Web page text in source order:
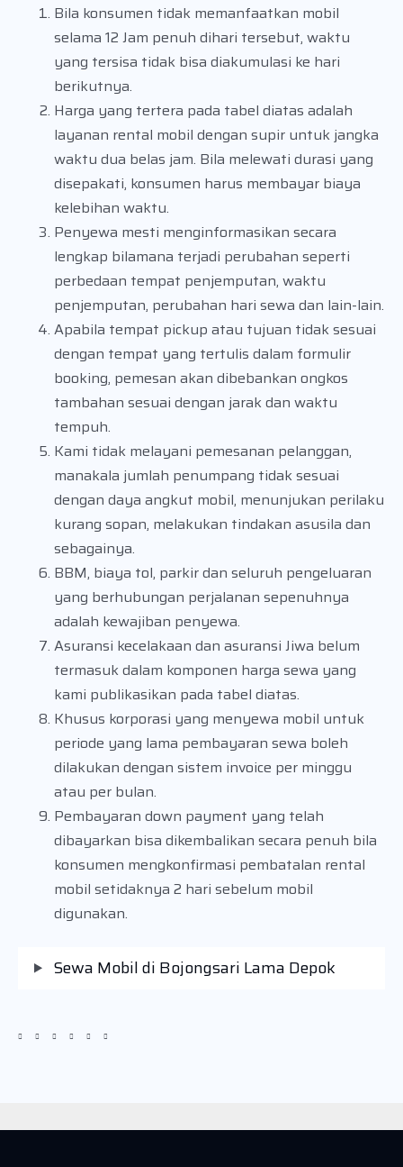
Bila konsumen tidak memanfaatkan mobil
selama 12 Jam penuh dihari tersebut, waktu
yang tersisa tidak bisa diakumulasi ke hari
berikutnya.
Harga yang tertera pada tabel diatas adalah
layanan rental mobil dengan supir untuk jangka
waktu dua belas jam. Bila melewati durasi yang
disepakati, konsumen harus membayar biaya
kelebihan waktu.
Penyewa mesti menginformasikan secara
lengkap bilamana terjadi perubahan seperti
perbedaan tempat penjemputan, waktu
penjemputan, perubahan hari sewa dan lain-lain.
Apabila tempat pickup atau tujuan tidak sesuai
dengan tempat yang tertulis dalam formulir
booking, pemesan akan dibebankan ongkos
tambahan sesuai dengan jarak dan waktu
tempuh.
Kami tidak melayani pemesanan pelanggan,
manakala jumlah penumpang tidak sesuai
dengan daya angkut mobil, menunjukan perilaku
kurang sopan, melakukan tindakan asusila dan
sebagainya.
BBM, biaya tol, parkir dan seluruh pengeluaran
yang berhubungan perjalanan sepenuhnya
adalah kewajiban penyewa.
Asuransi kecelakaan dan asuransi Jiwa belum
termasuk dalam komponen harga sewa yang
kami publikasikan pada tabel diatas.
Khusus korporasi yang menyewa mobil untuk
periode yang lama pembayaran sewa boleh
dilakukan dengan sistem invoice per minggu
atau per bulan.
Pembayaran down payment yang telah
dibayarkan bisa dikembalikan secara penuh bila
konsumen mengkonfirmasi pembatalan rental
mobil setidaknya 2 hari sebelum mobil
digunakan.
Sewa Mobil di Bojongsari Lama Depok